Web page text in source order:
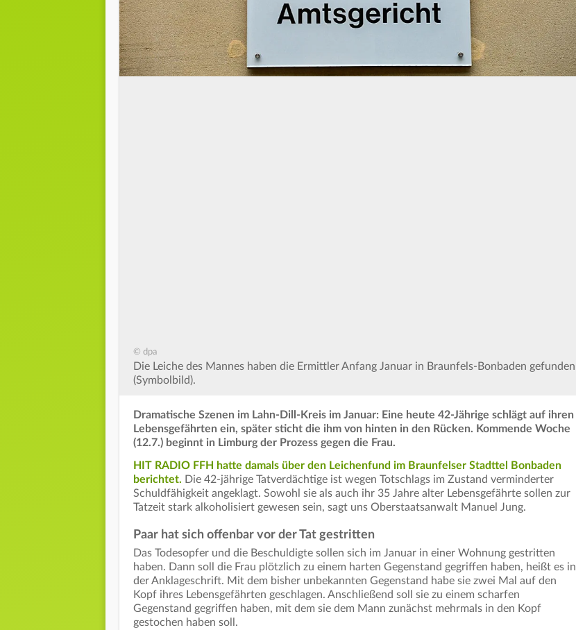
© dpa
Die Leiche des Mannes haben die Ermittler Anfang Januar in Braunfels-Bonbaden gefunden
(Symbolbild).
Dramatische Szenen im Lahn-Dill-Kreis im Januar: Eine heute 42-Jährige schlägt auf ihren
Lebensgefährten ein, später sticht die ihm von hinten in den Rücken. Kommende Woche
(12.7.) beginnt in Limburg der Prozess gegen die Frau.
HIT RADIO FFH hatte damals über den Leichenfund im Braunfelser Stadttel Bonbaden
berichtet. Die 42-jährige Tatverdächtige ist wegen Totschlags im Zustand verminderter
Schuldfähigkeit angeklagt. Sowohl sie als auch ihr 35 Jahre alter Lebensgefährte sollen zur
Tatzeit stark alkoholisiert gewesen sein, sagt uns Oberstaatsanwalt Manuel Jung.
Paar hat sich offenbar vor der Tat gestritten
Das Todesopfer und die Beschuldigte sollen sich im Januar in einer Wohnung gestritten
haben. Dann soll die Frau plötzlich zu einem harten Gegenstand gegriffen haben, heißt es in
der Anklageschrift. Mit dem bisher unbekannten Gegenstand habe sie zwei Mal auf den
Kopf ihres Lebensgefährten geschlagen. Anschließend soll sie zu einem scharfen
Gegenstand gegriffen haben, mit dem sie dem Mann zunächst mehrmals in den Kopf
gestochen haben soll.